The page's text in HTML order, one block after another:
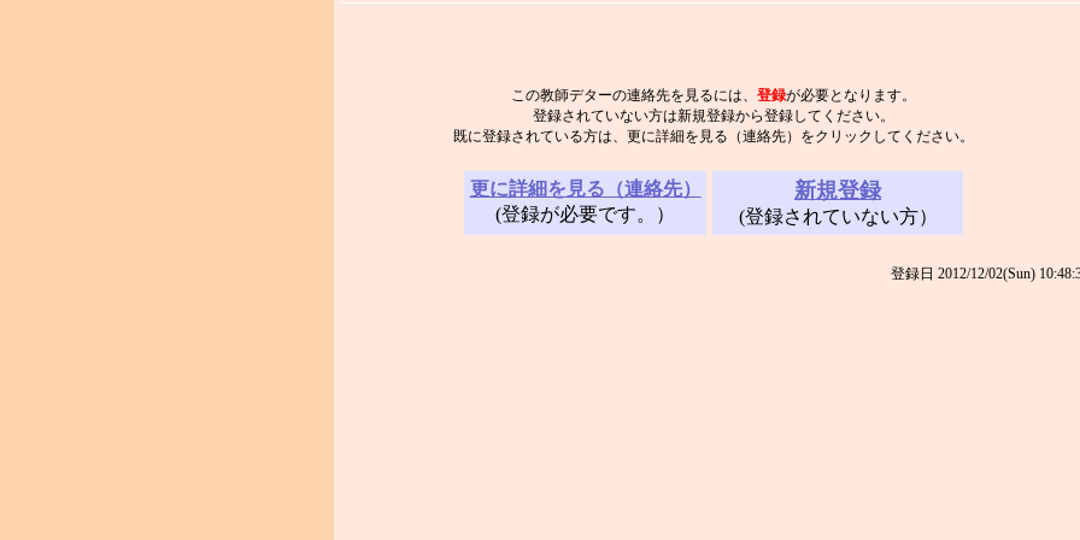
この教師デターの連絡先を見るには、 登録が必要となります。
登録されていない方は新規登録から登録してください。
既に登録されている方は、更に詳細を見る（連絡先）をクリックしてください。
更に詳細を見る（連絡先）
(登録が必要です。）
新規登録
(登録されていない方）
登録日 2012/12/02(Sun)